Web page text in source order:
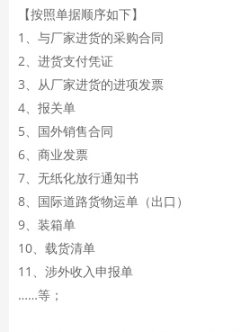
【按照单据顺序如下】
1、与厂家进货的采购合同
2、进货支付凭证
3、从厂家进货的进项发票
4、报关单
5、国外销售合同
6、商业发票
7、无纸化放行通知书
8、国际道路货物运单（出口）
9、装箱单
10、载货清单
11、涉外收入申报单
……等；